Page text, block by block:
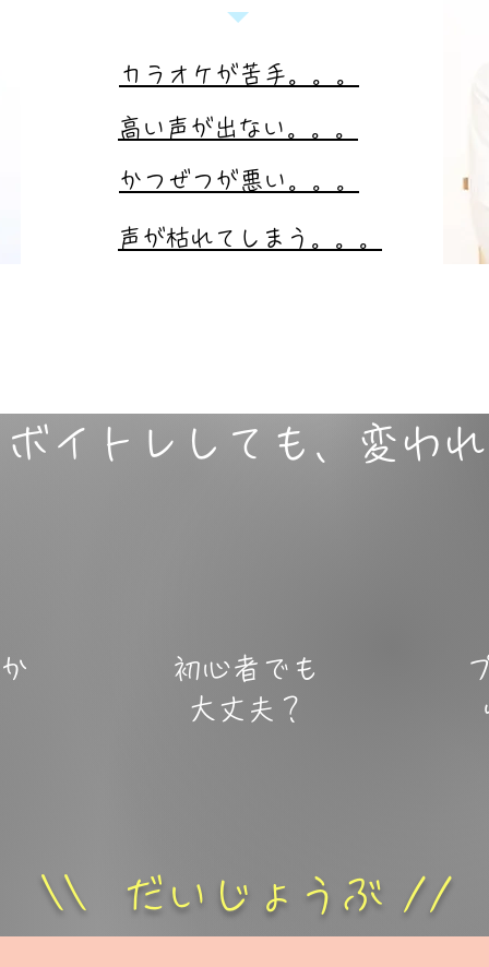
高い声が出ない。。。
かつぜつが悪い。。。
声が枯れてしまう。。。
カラオケが苦手。。。
イトレしても、変わ
初心者でも
​大丈夫？
\\ だいじょうぶ //